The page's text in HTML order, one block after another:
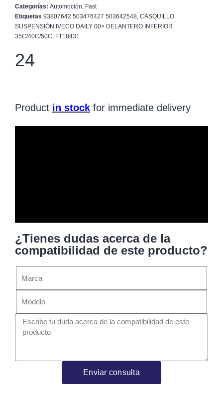
Categorías: Automoción Fast
Etiquetas 93807642 503476427 503642548 CASQUILLO
SUSPENSIÓN IVECO DAILY 00> DELANTERO INFERIOR
35C/40C/50C FT18431
24
Product in stock for immediate delivery
¿Tienes dudas acerca de la
compatibilidad de este producto?
Enviar consulta